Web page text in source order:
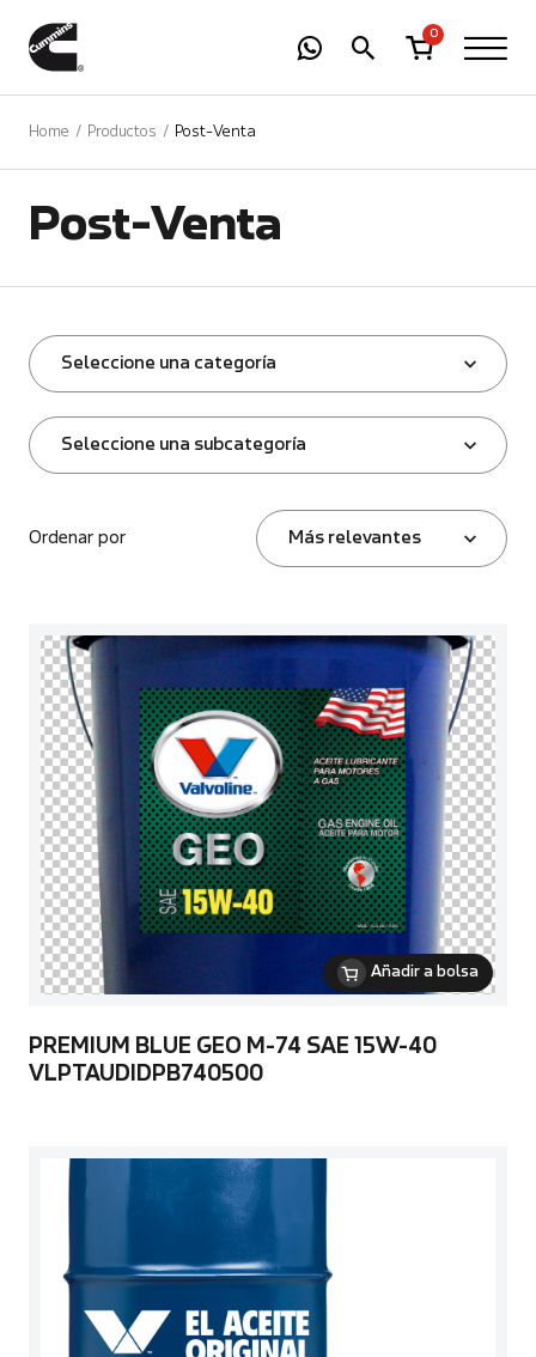
0
Home Productos Post-Venta
Post-Venta
Seleccione una categoría
Seleccione una subcategoría
Ordenar por Más relevantes
Añadir a bolsa
PREMIUM BLUE GEO M-74 SAE 15W-40
VLPTAUDIDPB740500